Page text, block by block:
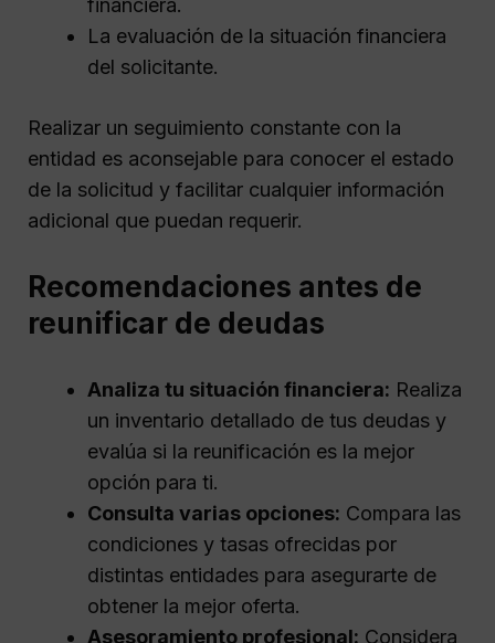
financiera.
La evaluación de la situación financiera
del solicitante.
Realizar un seguimiento constante con la
entidad es aconsejable para conocer el estado
de la solicitud y facilitar cualquier información
adicional que puedan requerir.
Recomendaciones antes de
reunificar de deudas
Analiza tu situación financiera: Realiza
un inventario detallado de tus deudas y
evalúa si la reunificación es la mejor
opción para ti.
Consulta varias opciones: Compara las
condiciones y tasas ofrecidas por
distintas entidades para asegurarte de
obtener la mejor oferta.
Asesoramiento profesional: Considera